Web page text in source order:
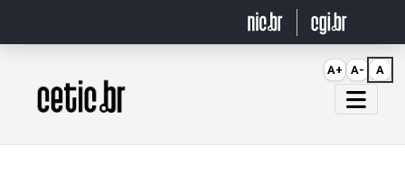
Página inicial
A+ A- A